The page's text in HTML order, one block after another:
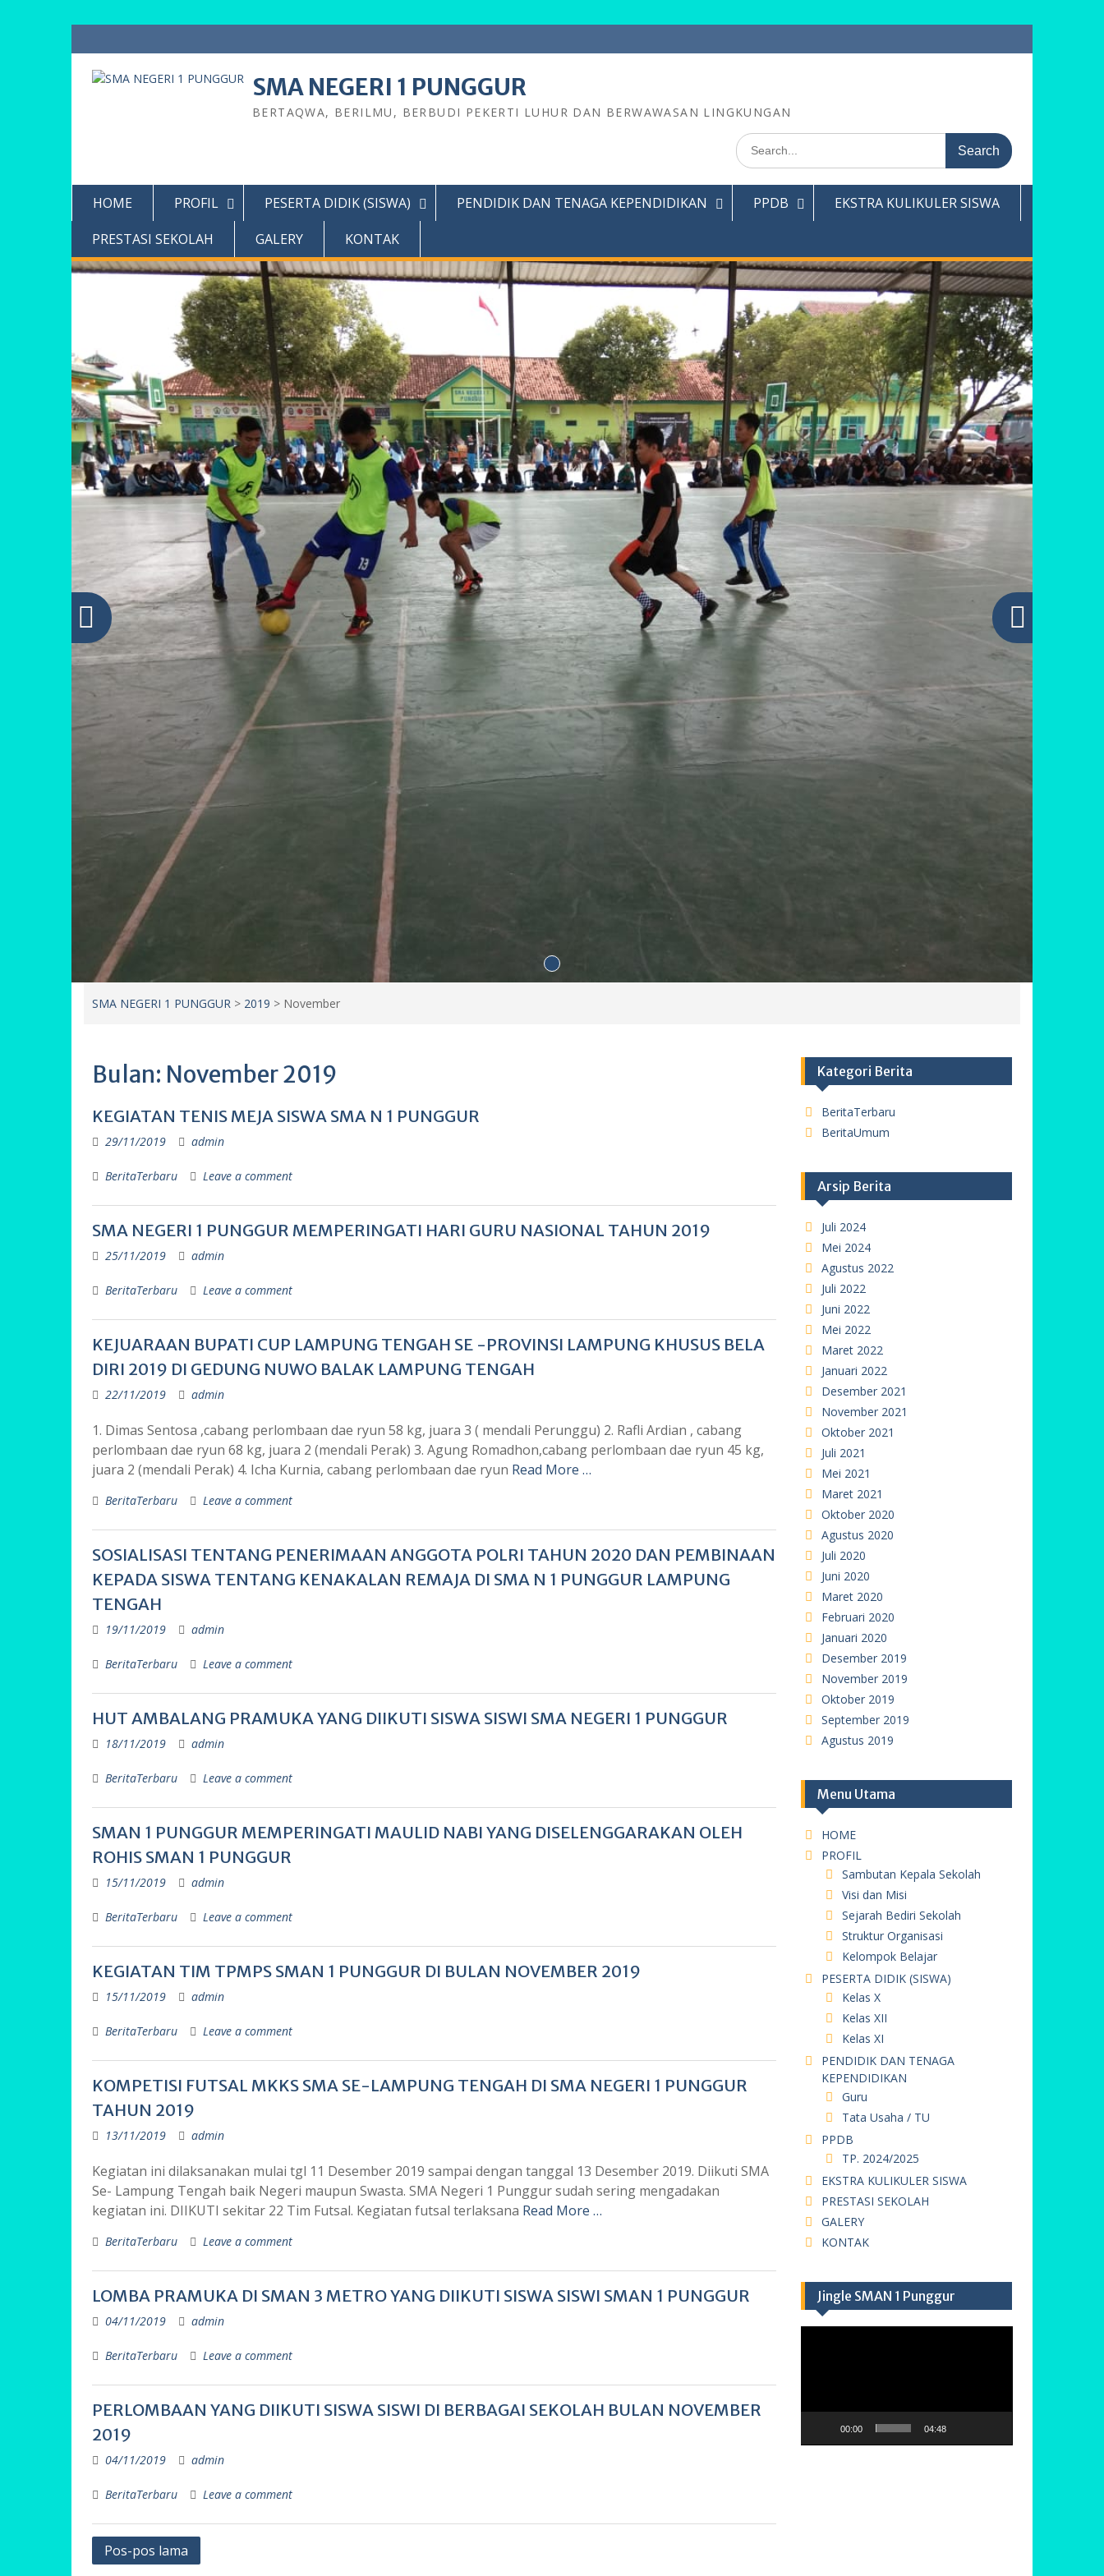
to
content
SMA NEGERI 1 PUNGGUR
BERTAQWA, BERILMU, BERBUDI PEKERTI LUHUR DAN BERWAWASAN LINGKUNGAN
Search
for:
HOME PROFIL PESERTA DIDIK (SISWA) PENDIDIK DAN TENAGA KEPENDIDIKAN PPDB
EKSTRA KULIKULER SISWA
PRESTASI SEKOLAH
GALERY KONTAK
SMA NEGERI 1 PUNGGUR > 2019 > November
Bulan: November 2019
KEGIATAN TENIS MEJA SISWA SMA N 1 PUNGGUR
29/11/2019 admin
BeritaTerbaru Leave a comment
SMA NEGERI 1 PUNGGUR MEMPERINGATI HARI GURU NASIONAL TAHUN 2019
25/11/2019 admin
BeritaTerbaru Leave a comment
KEJUARAAN BUPATI CUP LAMPUNG TENGAH SE -PROVINSI LAMPUNG KHUSUS BELA
DIRI 2019 DI GEDUNG NUWO BALAK LAMPUNG TENGAH
22/11/2019 admin
1. Dimas Sentosa ,cabang perlombaan dae ryun 58 kg, juara 3 ( mendali Perunggu) 2. Rafli Ardian , cabang
perlombaan dae ryun 68 kg, juara 2 (mendali Perak) 3. Agung Romadhon,cabang perlombaan dae ryun 45 kg,
juara 2 (mendali Perak) 4. Icha Kurnia, cabang perlombaan dae ryun Read More …
BeritaTerbaru Leave a comment
SOSIALISASI TENTANG PENERIMAAN ANGGOTA POLRI TAHUN 2020 DAN PEMBINAAN
KEPADA SISWA TENTANG KENAKALAN REMAJA DI SMA N 1 PUNGGUR LAMPUNG
TENGAH
19/11/2019 admin
BeritaTerbaru Leave a comment
HUT AMBALANG PRAMUKA YANG DIIKUTI SISWA SISWI SMA NEGERI 1 PUNGGUR
18/11/2019 admin
BeritaTerbaru Leave a comment
SMAN 1 PUNGGUR MEMPERINGATI MAULID NABI YANG DISELENGGARAKAN OLEH
ROHIS SMAN 1 PUNGGUR
15/11/2019 admin
BeritaTerbaru Leave a comment
KEGIATAN TIM TPMPS SMAN 1 PUNGGUR DI BULAN NOVEMBER 2019
15/11/2019 admin
BeritaTerbaru Leave a comment
KOMPETISI FUTSAL MKKS SMA SE-LAMPUNG TENGAH DI SMA NEGERI 1 PUNGGUR
TAHUN 2019
13/11/2019 admin
Kegiatan ini dilaksanakan mulai tgl 11 Desember 2019 sampai dengan tanggal 13 Desember 2019. Diikuti SMA
Se- Lampung Tengah baik Negeri maupun Swasta. SMA Negeri 1 Punggur sudah sering mengadakan
kegiatan ini. DIIKUTI sekitar 22 Tim Futsal. Kegiatan futsal terlaksana Read More …
BeritaTerbaru Leave a comment
LOMBA PRAMUKA DI SMAN 3 METRO YANG DIIKUTI SISWA SISWI SMAN 1 PUNGGUR
04/11/2019 admin
BeritaTerbaru Leave a comment
PERLOMBAAN YANG DIIKUTI SISWA SISWI DI BERBAGAI SEKOLAH BULAN NOVEMBER
2019
04/11/2019 admin
BeritaTerbaru Leave a comment
Navigasi
Pos-pos lama
Kategori Berita
BeritaTerbaru
BeritaUmum
Arsip Berita
Juli 2024
Mei 2024
Agustus 2022
Juli 2022
Juni 2022
Mei 2022
Maret 2022
Januari 2022
Desember 2021
November 2021
Oktober 2021
Juli 2021
Mei 2021
Maret 2021
Oktober 2020
Agustus 2020
Juli 2020
Juni 2020
Maret 2020
Februari 2020
Januari 2020
Desember 2019
November 2019
Oktober 2019
September 2019
Agustus 2019
Menu Utama
HOME
PROFIL
Sambutan Kepala Sekolah
Visi dan Misi
Sejarah Bediri Sekolah
Struktur Organisasi
Kelompok Belajar
PESERTA DIDIK (SISWA)
Kelas X
Kelas XII
Kelas XI
PENDIDIK DAN TENAGA
KEPENDIDIKAN
Guru
Tata Usaha / TU
PPDB
TP. 2024/2025
EKSTRA KULIKULER SISWA
PRESTASI SEKOLAH
GALERY
KONTAK
Jingle SMAN 1 Punggur
00:00 04:48